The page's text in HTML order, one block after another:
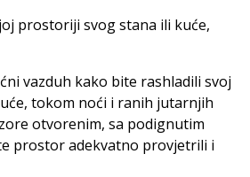
prostoriji svog stana ili kuće,
vazduh kako bite rashladili svoj
tokom noći i ranih jutarnjih
otvorenim, sa podignutim
prostor adekvatno provjetrili i